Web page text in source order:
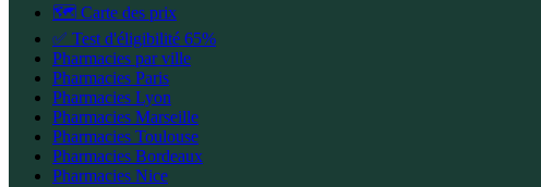
🗺️ Carte des prix
✅ Test d'éligibilité 65%
Pharmacies par ville
Pharmacies Paris
Pharmacies Lyon
Pharmacies Marseille
Pharmacies Toulouse
Pharmacies Bordeaux
Pharmacies Nice